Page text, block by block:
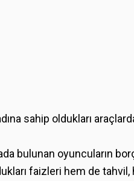
sahip oldukları
bulunan oyuncuların
faizleri hem de